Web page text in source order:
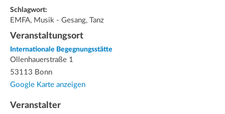
Schlagwort:
EMFA, Musik - Gesang, Tanz
Veranstaltungsort
Internationale Begegnungsstätte
Ollenhauerstraße 1
53113 Bonn
Google Karte anzeigen
Veranstalter